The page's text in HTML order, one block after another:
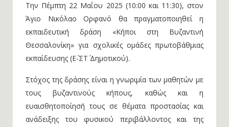
Την Πέμπτη 22 Μαΐου 2025 (10:00 και 11:30), στον
Άγιο Νικόλαο Ορφανό θα πραγματοποιηθεί η
εκπαιδευτική δράση «Κήποι στη Βυζαντινή
Θεσσαλονίκη» για σχολικές ομάδες πρωτοβάθμιας
εκπαίδευσης (Ε΄-ΣΤ΄ Δημοτικού).
Στόχος της δράσης είναι η γνωριμία των μαθητών με
τους βυζαντινούς κήπους, καθώς και η
ευαισθητοποίησή τους σε θέματα προστασίας και
ανάδειξης του φυσικού περιβάλλοντος και της